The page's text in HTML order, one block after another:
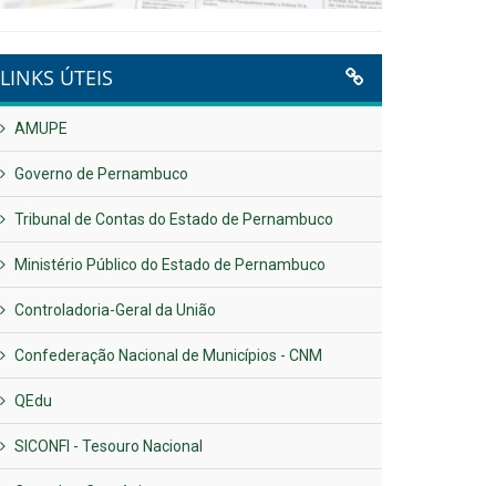
LINKS ÚTEIS
AMUPE
Governo de Pernambuco
Tribunal de Contas do Estado de Pernambuco
Ministério Público do Estado de Pernambuco
Controladoria-Geral da União
Confederação Nacional de Municípios - CNM
QEdu
SICONFI - Tesouro Nacional